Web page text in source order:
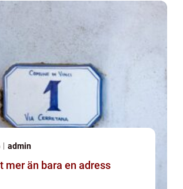
admin
Gatuskylt mer än bara en adress